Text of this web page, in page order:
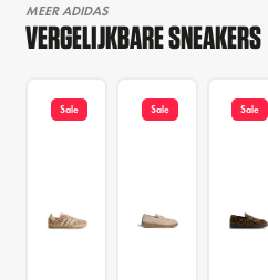
MEER ADIDAS
VERGELIJKBARE SNEAKERS
Sale Sale Sale